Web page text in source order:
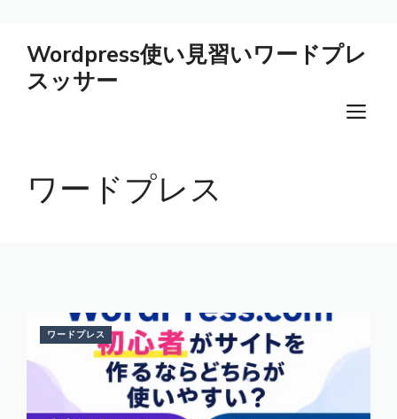
Wordpress使い見習いワードプレ
スッサー
メ
ワードプレス
ワードプレス